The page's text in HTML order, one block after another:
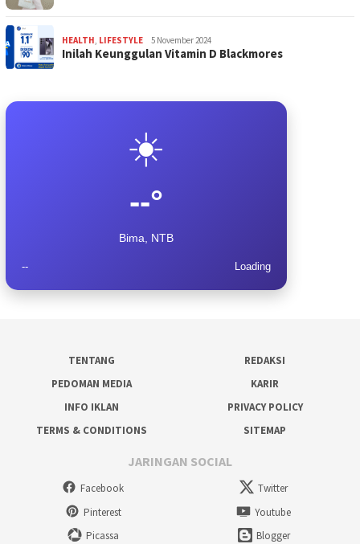
HEALTH LIFESTYLE 5 November 2024
Inilah Keunggulan Vitamin D Blackmores
☀️
--°
Bima, NTB
-- Loading
TENTANG
REDAKSI
PEDOMAN MEDIA
KARIR
INFO IKLAN
PRIVACY POLICY
TERMS & CONDITIONS
SITEMAP
JARINGAN SOCIAL
Facebook
Twitter
Pinterest
Youtube
Picassa
Blogger